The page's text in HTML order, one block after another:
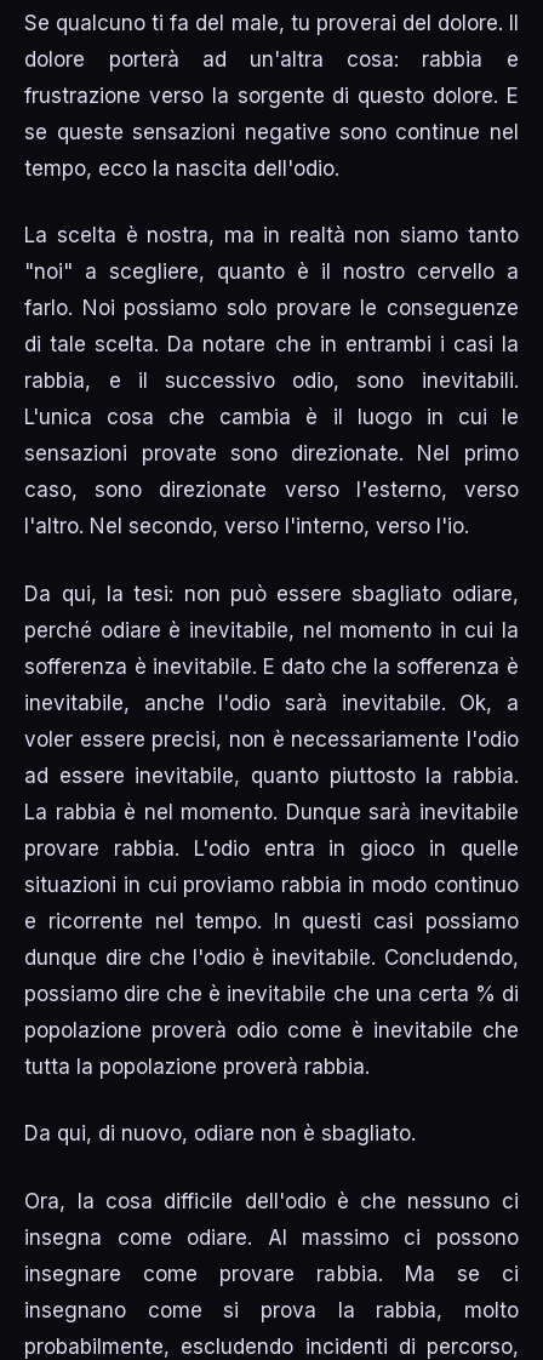
Se qualcuno ti fa del male, tu proverai del dolore. Il
dolore porterà ad un'altra cosa: rabbia e
frustrazione verso la sorgente di questo dolore. E
se queste sensazioni negative sono continue nel
tempo, ecco la nascita dell'odio.
La scelta è nostra, ma in realtà non siamo tanto
"noi" a scegliere, quanto è il nostro cervello a
farlo. Noi possiamo solo provare le conseguenze
di tale scelta. Da notare che in entrambi i casi la
rabbia, e il successivo odio, sono inevitabili.
L'unica cosa che cambia è il luogo in cui le
sensazioni provate sono direzionate. Nel primo
caso, sono direzionate verso l'esterno, verso
l'altro. Nel secondo, verso l'interno, verso l'io.
Da qui, la tesi: non può essere sbagliato odiare,
perché odiare è inevitabile, nel momento in cui la
sofferenza è inevitabile. E dato che la sofferenza è
inevitabile, anche l'odio sarà inevitabile. Ok, a
voler essere precisi, non è necessariamente l'odio
ad essere inevitabile, quanto piuttosto la rabbia.
La rabbia è nel momento. Dunque sarà inevitabile
provare rabbia. L'odio entra in gioco in quelle
situazioni in cui proviamo rabbia in modo continuo
e ricorrente nel tempo. In questi casi possiamo
dunque dire che l'odio è inevitabile. Concludendo,
possiamo dire che è inevitabile che una certa % di
popolazione proverà odio come è inevitabile che
tutta la popolazione proverà rabbia.
Da qui, di nuovo, odiare non è sbagliato.
Ora, la cosa difficile dell'odio è che nessuno ci
insegna come odiare. Al massimo ci possono
insegnare come provare rabbia. Ma se ci
insegnano come si prova la rabbia, molto
probabilmente, escludendo incidenti di percorso,